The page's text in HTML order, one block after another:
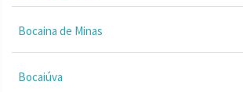
Bocaina de Minas
Bocaiúva